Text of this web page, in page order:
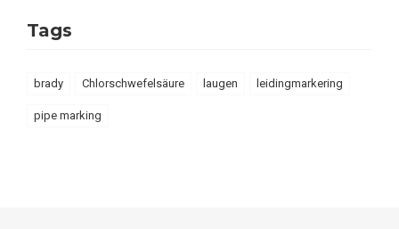
Tags
brady Chlorschwefelsäure laugen leidingmarkering
pipe marking